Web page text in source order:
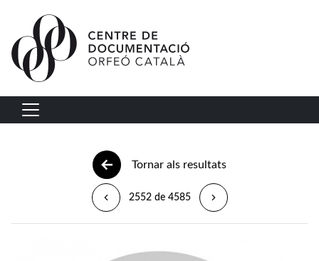
Vés al contingut
Navegació principal
Tornar als resultats
2552 de 4585